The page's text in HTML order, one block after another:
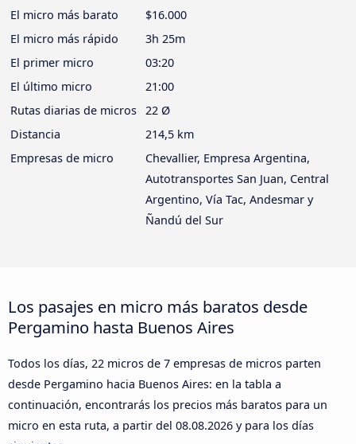
El micro más barato
$16.000
El micro más rápido
3h 25m
El primer micro
03:20
El último micro
21:00
Rutas diarias de micros 22 Ø
Distancia
214,5 km
Empresas de micro
Chevallier, Empresa Argentina,
Autotransportes San Juan, Central
Argentino, Vía Tac, Andesmar y
Ñandú del Sur
Los pasajes en micro más baratos desde
Pergamino hasta Buenos Aires
Todos los días, 22 micros de 7 empresas de micros parten
desde Pergamino hacia Buenos Aires: en la tabla a
continuación, encontrarás los precios más baratos para un
micro en esta ruta, a partir del 08.08.2026 y para los días